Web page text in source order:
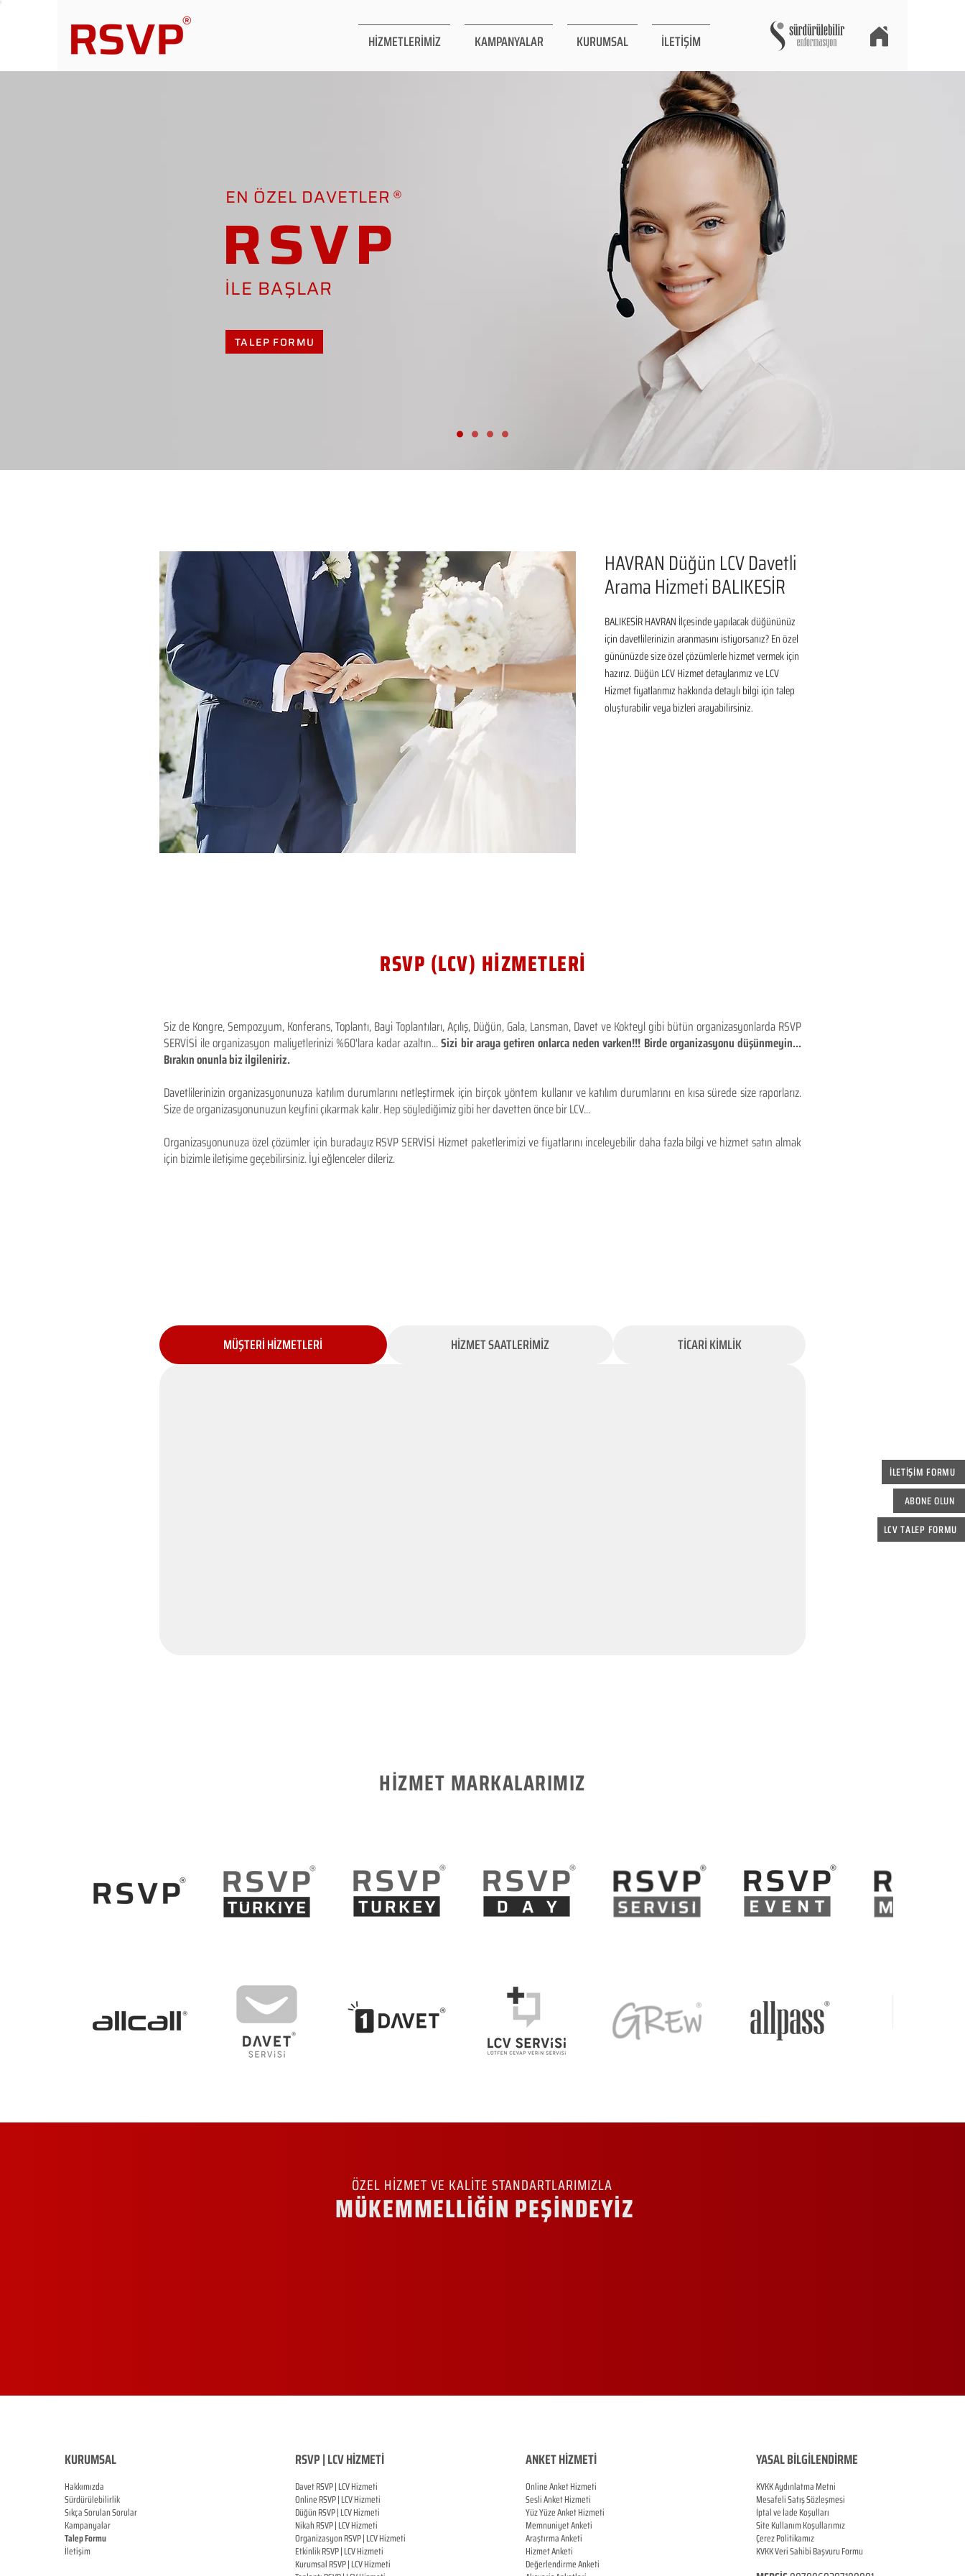
HİZMETLERİMİZ KAMPANYALAR KURUMSAL İLETİŞİM
İLETİŞİM FORMU
ABONE OLUN
LCV TALEP FORMU
EN ÖZEL DAVETLER
RSVP
İLE BAŞLAR
TALEP FORMU
HAVRAN Düğün LCV Davetli
Arama Hizmeti BALIKESİR
BALIKESİR HAVRAN İlçesinde yapılacak düğününüz
için davetlilerinizin aranmasını istiyorsanız? En özel
gününüzde size özel çözümlerle hizmet vermek için
hazırız. Düğün LCV Hizmet detaylarımız ve LCV
Hizmet fiyatlarımız hakkında detaylı bilgi için talep
oluşturabilir veya bizleri arayabilirsiniz.
RSVP (LCV) HİZMETLERİ
Siz de Kongre, Sempozyum, Konferans, Toplantı, Bayi Toplantıları, Açılış, Düğün, Gala, Lansman, Davet ve Kokteyl gibi bütün organizasyonlarda RSVP
SERVİSİ ile organizasyon maliyetlerinizi %60'lara kadar azaltın...Sizi bir araya getiren onlarca neden varken!!! Birde organizasyonu düşünmeyin...
Bırakın onunla biz ilgileniriz.
Davetlilerinizin organizasyonunuza katılım durumlarını netleştirmek için birçok yöntem kullanır ve katılım durumlarını en kısa sürede size raporlarız.
Size de organizasyonunuzun keyfini çıkarmak kalır. Hep söylediğimiz gibi her davetten önce bir LCV...
Organizasyonunuza özel çözümler için buradayız RSVP SERVİSİ Hizmet paketlerimizi ve fiyatlarını inceleyebilir daha fazla bilgi ve hizmet satın almak
için bizimle iletişime geçebilirsiniz. İyi eğlenceler dileriz.
MÜŞTERİ HİZMETLERİ HİZMET SAATLERİMİZ TİCARİ KİMLİK
HİZMET MARKALARIMIZ
ÖZEL HİZMET VE KALİTE STANDARTLARIMIZLA
MÜKEMMELLİĞİN PEŞİNDEYİZ
KURUMSAL
Hakkımızda
Sürdürülebilirlik
Sıkça Sorulan Sorular
Kampanyalar
Talep Formu
İletişim
RSVP | LCV HİZMETİ
Davet RSVP | LCV Hizmeti
OnlineRSVP |LCV Hizmeti
DüğünRSVP |LCV Hizmeti
NikahRSVP |LCV Hizmeti
OrganizasyonRSVP |LCV Hizmeti
EtkinlikRSVP |LCV Hizmeti
KurumsalRSVP |LCV Hizmeti
ANKET HİZMETİ
Online Anket Hizmeti
Sesli Anket Hizmeti
Yüz Yüze Anket Hizmeti
Memnuniyet Anketi
Araştırma Anketi
Hizmet Anketi
Değerlendirme Anketi
YASAL BİLGİLENDİRME
KVKK Aydınlatma Metni
Mesafeli Satış Sözleşmesi
İptal ve İade Koşulları
Site Kullanım Koşullarımız
Çerez Politikamız
KVKK Veri Sahibi Başvuru Formu